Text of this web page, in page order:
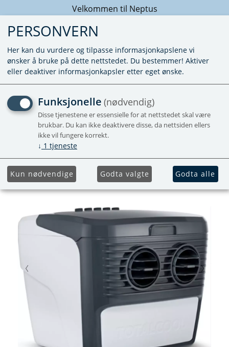
Velkommen til Neptus
TOTALCOOL LUFTKJØLER
INKL. 5-PAKK ETERISKE
OLJER
Totalcool 3000 luftkjøler
Utgående
PERSONVERN
Her kan du vurdere og tilpasse informasjonkapslene vi
ønsker å bruke på dette nettstedet. Du bestemmer! Aktiver
eller deaktiver informasjonkapsler etter eget ønske.
Funksjonelle (nødvendig)
Disse tjenestene er essensielle for at nettstedet skal være
brukbar. Du kan ikke deaktivere disse, da nettsiden ellers
ikke vil fungere korrekt.
↓ 1 tjeneste
Kun nødvendige Godta valgte Godta alle